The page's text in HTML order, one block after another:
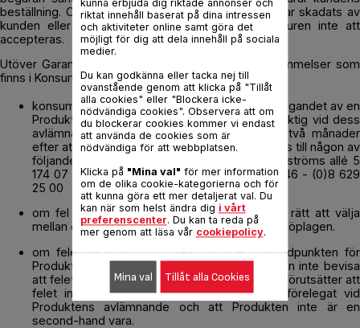
beställning. Om Produkten inte är fullständig eller har skadats av
kunden eller har använts av kunden kommer returen inte att
accepteras.
Utöver Garantivillkoren är SIS bunden av de bestämmelser som
finns i Konsumentköplagen vilket innebär att:
konsumenten har rätt att inom tre år från mottagandet av en
Produkt reklamera Produkten om den var felaktig vid dess
avlämnande. Reklamation ska göras senast två månader
efter att felet upptäckts. Reklamation ska göras till någon av
följande kontaktuppgifter: TEFAL SWEDEN Löfströms allé 5
174 07 Sundbybergkundservice@tefal.com+46 - (0)8 629
25 00
om fel i produkt föreligger har konsumenten rätt att välja
mellan de påföljder som stadgas i Konsumentköplagen.
om felet visar sig inom sex månader från tidpunkten för
Produktens avlämnande behöver konsumenten inte bevisa
att felet förelåg redan vid avlämnandet. Detta förutsätter att
felet inte är sådant att det inte kunde ha förelegat vid
Produktens avlämnande och att Produkten inte är en
second-hand vara.
kunna erbjuda dig riktade annonser och
riktat innehåll baserat på dina intressen
och aktiviteter online samt göra det
möjligt för dig att dela innehåll på sociala
medier.
Du kan godkänna eller tacka nej till
ovanstående genom att klicka på "Tillåt
alla cookies" eller "Blockera icke-
nödvändiga cookies". Observera att om
du blockerar cookies kommer vi endast
att använda de cookies som är
nödvändiga för att webbplatsen.
Klicka på "Mina val" för mer information
om de olika cookie-kategorierna och för
att kunna göra ett mer detaljerat val. Du
kan när som helst ändra dig i vårt
preferenscenter. Du kan ta reda på
mer genom att läsa vår cookiepolicy.
Mina val Tillåt alla Cookies